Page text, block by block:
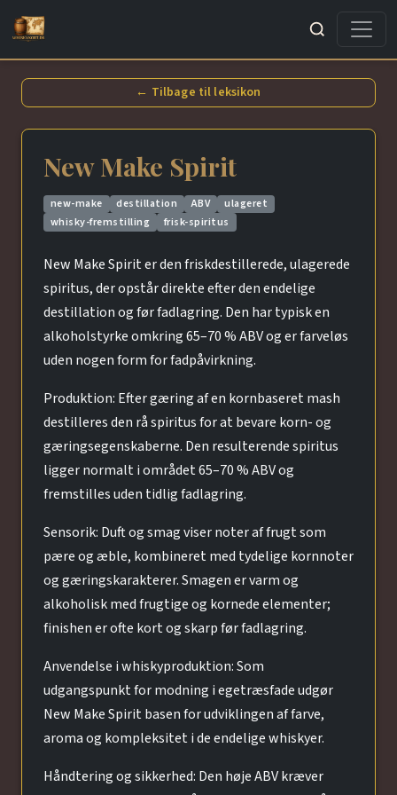
Søg
← Tilbage til leksikon
New Make Spirit
new-make destillation ABV
ulageret
whisky-fremstilling
frisk-spiritus
New Make Spirit er den friskdestillerede, ulagerede
spiritus, der opstår direkte efter den endelige
destillation og før fadlagring. Den har typisk en
alkoholstyrke omkring 65–70 % ABV og er farveløs
uden nogen form for fadpåvirkning.
Produktion: Efter gæring af en kornbaseret mash
destilleres den rå spiritus for at bevare korn- og
gæringsegenskaberne. Den resulterende spiritus
ligger normalt i området 65–70 % ABV og
fremstilles uden tidlig fadlagring.
Sensorik: Duft og smag viser noter af frugt som
pære og æble, kombineret med tydelige kornnoter
og gæringskarakterer. Smagen er varm og
alkoholisk med frugtige og kornede elementer;
finishen er ofte kort og skarp før fadlagring.
Anvendelse i whiskyproduktion: Som
udgangspunkt for modning i egetræsfade udgør
New Make Spirit basen for udviklingen af farve,
aroma og kompleksitet i de endelige whiskyer.
Håndtering og sikkerhed: Den høje ABV kræver